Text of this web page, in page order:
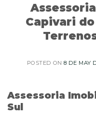
Capivari
POSTED ON8 DE MAY
Assessoria
Sul